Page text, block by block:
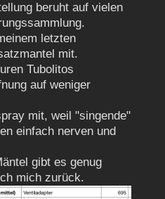
beruht auf vielen
letzten
mit.
Tubolitos
auf weniger
mit, weil "singende"
einfach nerven und
gibt es genug
mich zurück.